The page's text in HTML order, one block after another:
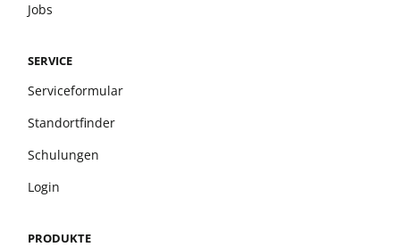
PRODUKTE
SERVICE
Serviceformular
Standortfinder
Schulungen
Login
Jobs